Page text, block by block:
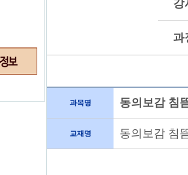
강
과
과목명 동의보감 침
교재명 동의보감 침